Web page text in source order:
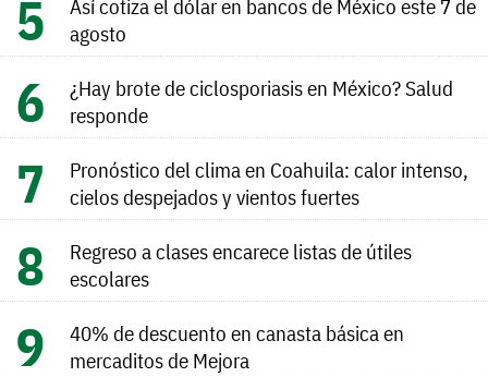
Así cotiza el dólar en bancos de México este 7 de
agosto
¿Hay brote de ciclosporiasis en México? Salud
responde
Pronóstico del clima en Coahuila: calor intenso,
cielos despejados y vientos fuertes
Regreso a clases encarece listas de útiles
escolares
40% de descuento en canasta básica en
mercaditos de Mejora